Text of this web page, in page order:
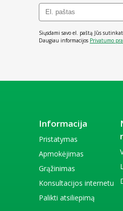
Siųsdami savo el. paštą Jūs
Daugiau informacijos Privatumo
Informacija
Pristatymas
Apmokėjimas
Grąžinimas
Konsultacijos internetu
Palikti atsiliepimą